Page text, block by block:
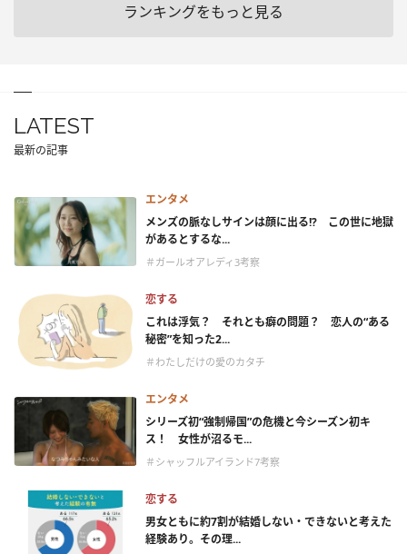
ランキングをもっと見る
LATEST
最新の記事
エンタメ
メンズの脈なしサインは顔に出る!? この世に地獄
があるとするな...
＃ガールオアレディ3考察
恋する
これは浮気？ それとも癖の問題？ 恋人の“ある
秘密”を知った2...
＃わたしだけの愛のカタチ
エンタメ
シリーズ初“強制帰国”の危機と今シーズン初キ
ス！ 女性が沼るモ...
＃シャッフルアイランド7考察
恋する
男女ともに約7割が結婚しない・できないと考えた
経験あり。その理...